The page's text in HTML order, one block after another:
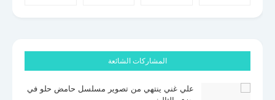
المشاركات الشائعة
علي غني ينتهي من تصوير مسلسل حامض حلو في